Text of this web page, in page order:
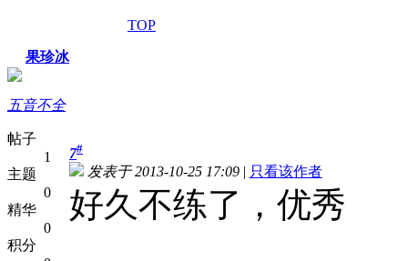
TOP
果珍冰
五音不全
帖子
1
主题
0
精华
0
积分
7#
发表于 2013-10-25 17:09 | 只看该作者
好久不练了，优秀